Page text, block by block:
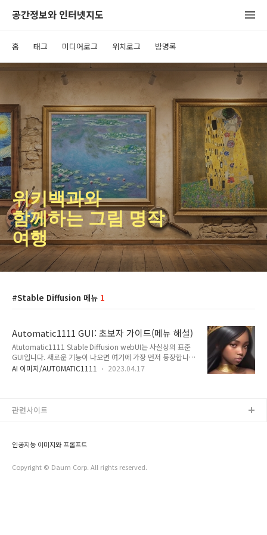
공간정보와 인터넷지도
홈 태그 미디어로그 위치로그 방명록
위키백과와
함께하는 그림 명작
여행
Stable Diffusion 메뉴 1
Automatic1111 GUI: 초보자 가이드(메뉴 해설)
Atutomatic1111 Stable Diffusion webUI는 사실상의 표준
GUI입니다. 새로운 기능이 나오면 여기에 가장 먼저 등장합니
다. 그런데 쉬운 소프트웨어는 아닙니다. 문서도 별로 없구요. 메
여러가지 예제가 많이 들어있으니 직접 실습해보시면 좋습니다.
text2img (Text to Image)탭..
AI 이미지/AUTOMATIC1111 2023.04.17
인공지능 이미지와 프롬프트
Copyright © Daum Corp. All rights reserved.
관련사이트